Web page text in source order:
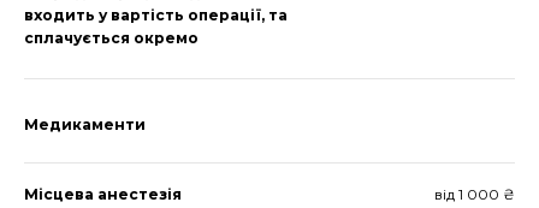
входить у вартість операції, та
сплачується окремо
Медикаменти
Місцева анестезія
від 1 000 ₴